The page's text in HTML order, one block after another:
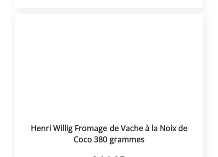
Henri Willig Fromage de Vache à la Noix de
Coco 380 grammes